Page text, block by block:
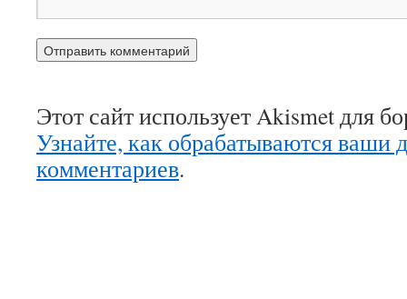
Этот сайт использует Akismet для
Узнайте, как обрабатываются ваши
комментариев.